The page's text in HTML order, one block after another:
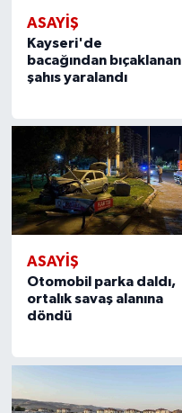
ASAYIŞ
Kayseri'de
bacağından bıçaklanan
şahıs yaralandı
ASAYIŞ
Otomobil parka daldı,
ortalık savaş alanına
döndü